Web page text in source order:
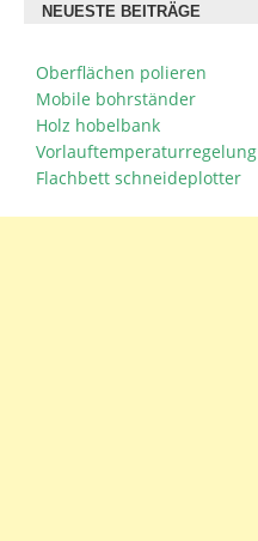
NEUESTE BEITRÄGE
Oberflächen polieren
Mobile bohrständer
Holz hobelbank
Vorlauftemperaturregelung
Flachbett schneideplotter